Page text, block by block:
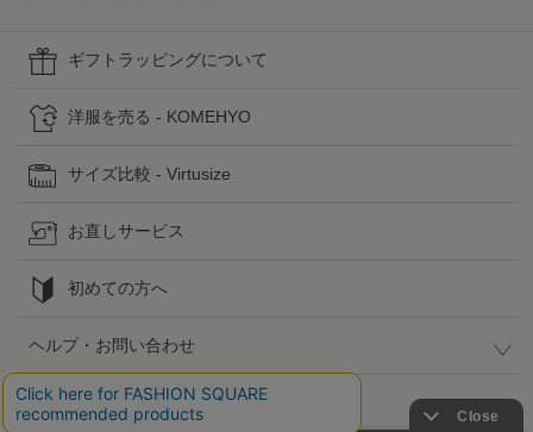
ギフトラッピングについて
洋服を売る - KOMEHYO
サイズ比較 - Virtusize
お直しサービス
初めての方へ
ヘルプ・お問い合わせ
高島屋でのお買い物